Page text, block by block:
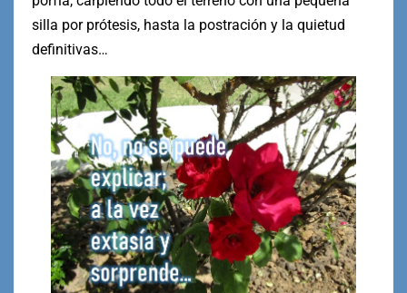
silla por prótesis, hasta la postración y la quietud
definitivas…